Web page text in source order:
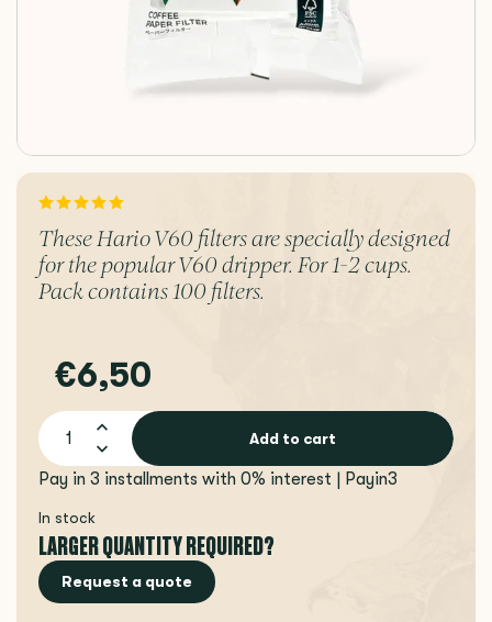
These Hario V60 filters are specially designed
for the popular V60 dripper. For 1-2 cups.
Pack contains 100 filters.
€6,50
Add to cart
Pay in 3 installments with 0% interest | Payin3
In stock
LARGER QUANTITY REQUIRED?
Request a quote